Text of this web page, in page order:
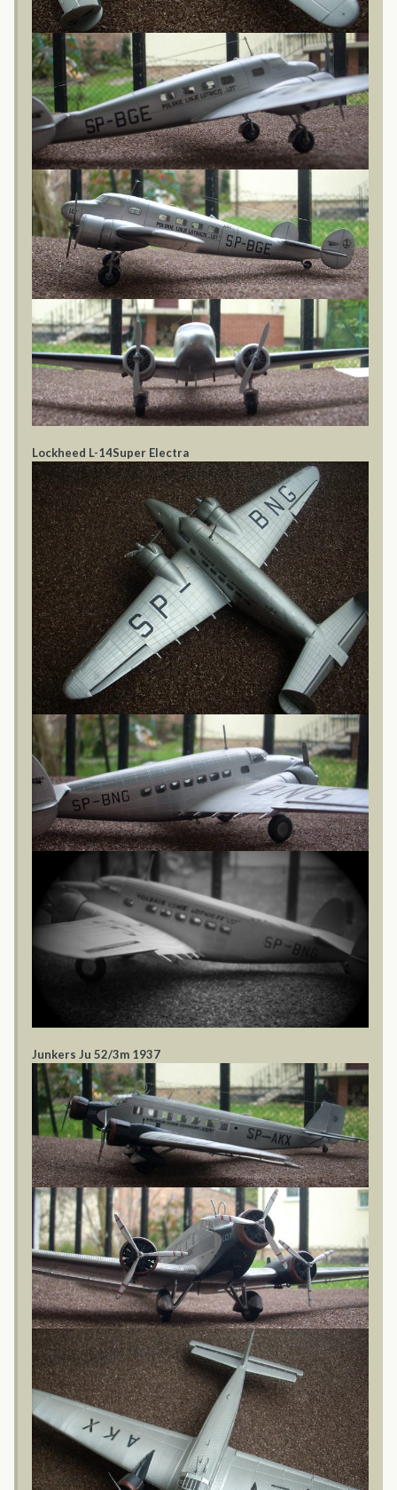
Lockheed L-14Super Electra
Junkers Ju 52/3m 1937